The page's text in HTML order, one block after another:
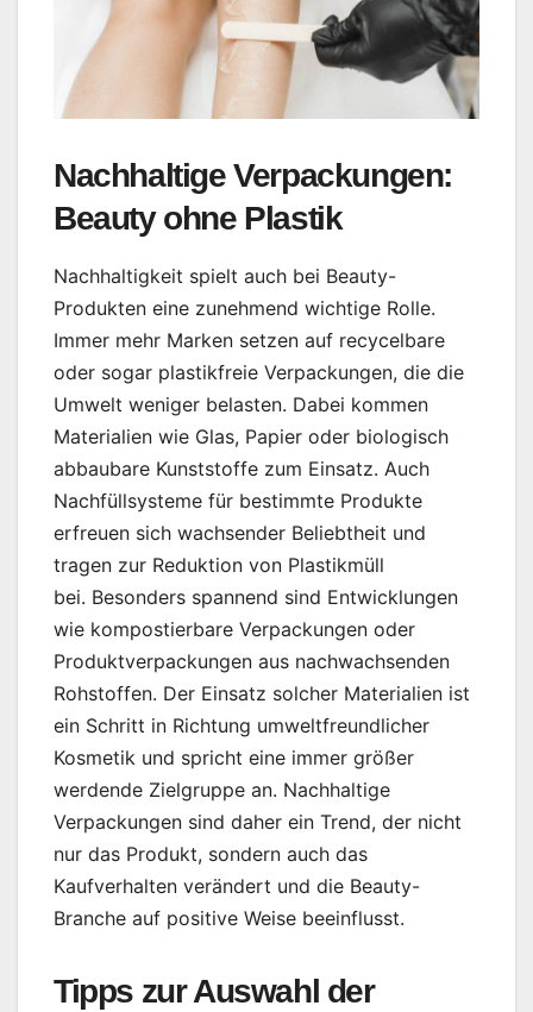
Nachhaltige Verpackungen:
Beauty ohne Plastik
Nachhaltigkeit spielt auch bei Beauty-
Produkten eine zunehmend wichtige Rolle.
Immer mehr Marken setzen auf recycelbare
oder sogar plastikfreie Verpackungen, die die
Umwelt weniger belasten. Dabei kommen
Materialien wie Glas, Papier oder biologisch
abbaubare Kunststoffe zum Einsatz. Auch
Nachfüllsysteme für bestimmte Produkte
erfreuen sich wachsender Beliebtheit und
tragen zur Reduktion von Plastikmüll
bei. Besonders spannend sind Entwicklungen
wie kompostierbare Verpackungen oder
Produktverpackungen aus nachwachsenden
Rohstoffen. Der Einsatz solcher Materialien ist
ein Schritt in Richtung umweltfreundlicher
Kosmetik und spricht eine immer größer
werdende Zielgruppe an. Nachhaltige
Verpackungen sind daher ein Trend, der nicht
nur das Produkt, sondern auch das
Kaufverhalten verändert und die Beauty-
Branche auf positive Weise beeinflusst.
Tipps zur Auswahl der